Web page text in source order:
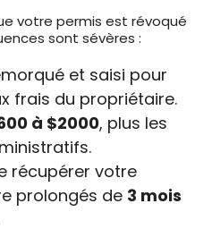
votre permis est révoqué
sont sévères :
et saisi pour
frais du propriétaire.
à $2000, plus les
récupérer votre
prolongés de 3 mois